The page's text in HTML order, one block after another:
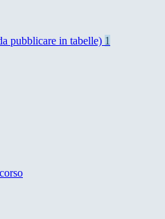
pubblicare in tabelle) 1